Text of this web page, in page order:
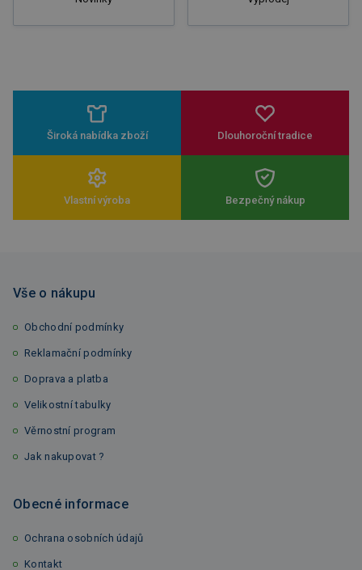
Široká nabídka zboží Dlouhoroční tradice
Vlastní výroba Bezpečný nákup
Vše o nákupu
Obchodní podmínky
Reklamační podmínky
Doprava a platba
Velikostní tabulky
Věrnostní program
Jak nakupovat ?
Obecné informace
Ochrana osobních údajů
Kontakt